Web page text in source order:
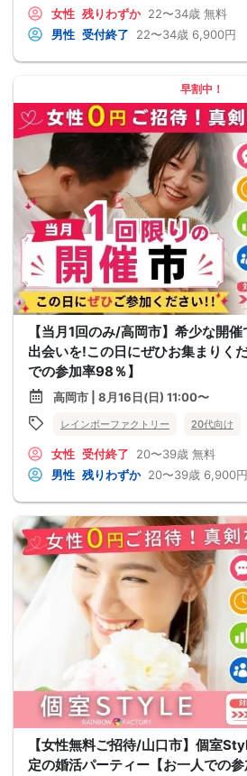
女性 残りわずか 22〜34歳 無料
男性 受付終了 22〜34歳 6,900円
早割中！
【当月1回のみ/高岡市】希少な開
出会いを!この日にぜひお集まりく
での参加率98％】
高岡市 | 8月16日(日) 11:00〜
レインボーファクトリー 20代向け
女性 受付終了 20〜39歳 無料
男性 残りわずか 20〜39歳 6,900円
【女性無料ご招待/山口市】個室
定の婚活パーティー【お一人での参